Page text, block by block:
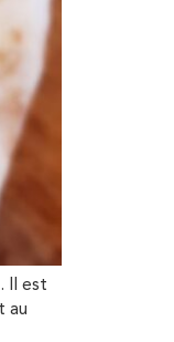
Il est
au